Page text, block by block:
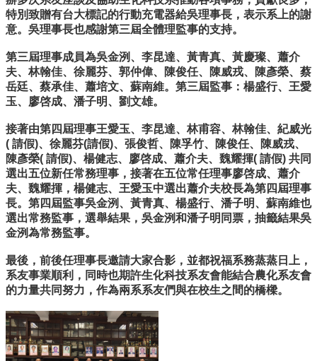
高
中
生
專
區
大
學
部
碩
博
士
班
系
友
會
動
態
常
用
資
特別致贈有台大標記的行動充電器給吳理事長，表示系上的謝
意。吳理事長也感謝第三屆全體理監事的支持。
第三屆理事成員為吳金洌、李昆達、黃青真、黃慶璨、蕭介
夫、林翰佳、徐麗芬、郭仲偉、陳俊任、陳威戎、陳彥榮、蔡
岳廷、蔡承佳、蕭培文、蘇南維。第三屆監事：楊盛行、王愛
玉、廖啓成、潘子明、劉文雄。
接著由第四屆理事王愛玉、李昆達、林甫容、林翰佳、紀威光
( 請假)、徐麗芬(請假)、張俊哲、陳孚竹、陳俊任、陳威戎、
陳彥榮( 請假)、楊健志、廖啓成、蕭介夫、魏耀揮( 請假) 共同
選出五位新任常務理事，接著在五位常任理事廖啓成、蕭介
夫、魏耀揮，楊健志、王愛玉中選出蕭介夫校長為第四屆理事
長。第四屆監事吳金洌、黃青真、楊盛行、潘子明、蘇南維也
選出常務監事，選舉結果，吳金洌和潘子明同票，抽籤結果吳
金洌為常務監事。
最後，前後任理事長邀請大家合影，並都祝福系務蒸蒸日上，
系友事業順利，同時也期許生化科技系友會能結合農化系友會
的力量共同努力，作為兩系系友們與在校生之間的橋樑。